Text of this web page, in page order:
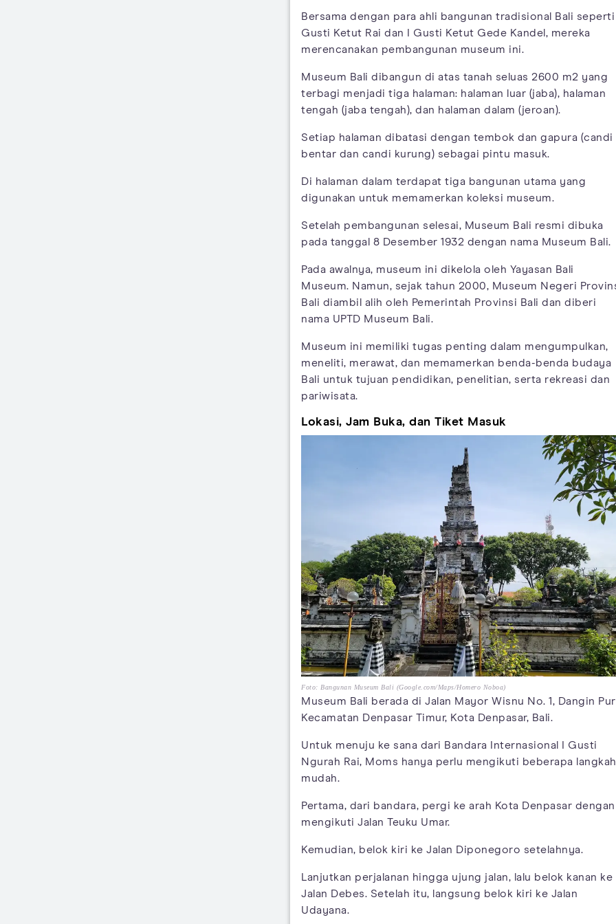
Bersama dengan para ahli bangunan tradisional Bali seperti
Gusti Ketut Rai dan I Gusti Ketut Gede Kandel, mereka
merencanakan pembangunan museum ini.
Museum Bali dibangun di atas tanah seluas 2600 m2 yang
terbagi menjadi tiga halaman: halaman luar (jaba), halaman
tengah (jaba tengah), dan halaman dalam (jeroan).
Setiap halaman dibatasi dengan tembok dan gapura (candi
bentar dan candi kurung) sebagai pintu masuk.
Di halaman dalam terdapat tiga bangunan utama yang
digunakan untuk memamerkan koleksi museum.
Setelah pembangunan selesai, Museum Bali resmi dibuka
pada tanggal 8 Desember 1932 dengan nama Museum Bali.
Pada awalnya, museum ini dikelola oleh Yayasan Bali
Museum. Namun, sejak tahun 2000, Museum Negeri
Bali diambil alih oleh Pemerintah Provinsi Bali dan diberi
nama UPTD Museum Bali.
Museum ini memiliki tugas penting dalam mengumpulkan,
meneliti, merawat, dan memamerkan benda-benda budaya
Bali untuk tujuan pendidikan, penelitian, serta rekreasi dan
pariwisata.
Lokasi, Jam Buka, dan Tiket Masuk
Foto: Bangunan Museum Bali (Google.com/Maps/Homero Noboa)
Museum Bali berada di Jalan Mayor Wisnu No. 1, Dangin
Kecamatan Denpasar Timur, Kota Denpasar, Bali.
Untuk menuju ke sana dari Bandara Internasional I Gusti
Ngurah Rai, Moms hanya perlu mengikuti beberapa langkah
mudah.
Pertama, dari bandara, pergi ke arah Kota Denpasar dengan
mengikuti Jalan Teuku Umar.
Kemudian, belok kiri ke Jalan Diponegoro setelahnya.
Lanjutkan perjalanan hingga ujung jalan, lalu belok kanan ke
Jalan Debes. Setelah itu, langsung belok kiri ke Jalan
Udayana.